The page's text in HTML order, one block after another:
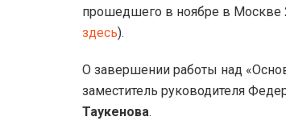
прошедшего в ноябре в Москве
здесь).
О завершении работы над
заместитель руководителя
Таукенова.